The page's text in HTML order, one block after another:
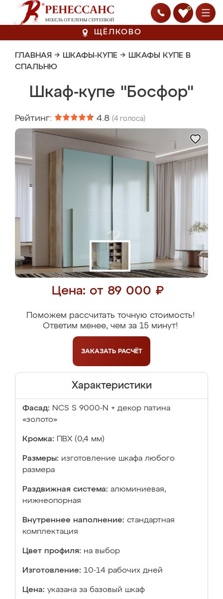
0
ЩЁЛКОВО
ГЛАВНАЯ → ШКАФЫ-КУПЕ → ШКАФЫ КУПЕ В
СПАЛЬНЮ
Шкаф-купе "Босфор"
Рейтинг: 4.8 (4 голоса)
Цена: от 89 000 ₽
Поможем рассчитать точную стоимость!
Ответим менее, чем за 15 минут!
ЗАКАЗАТЬ РАСЧЁТ
Характеристики
Фасад: NCS S 9000-N + декор патина
«золото»
Кромка: ПВХ (0,4 мм)
Размеры: изготовление шкафа любого
размера
Раздвижная система: алюминиевая,
нижнеопорная
Внутреннее наполнение: стандартная
комплектация
Цвет профиля: на выбор
Изготовление: 10-14 рабочих дней
Цена: указана за базовый шкаф